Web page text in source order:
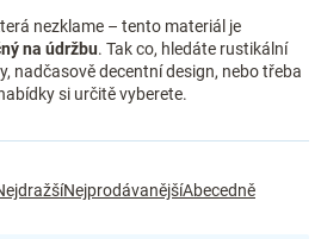
nezklame – tento materiál je
na údržbu. Tak co, hledáte rustikální
nadčasově decentní design, nebo třeba
si určitě vyberete.
NejprodávanějšíAbecedně